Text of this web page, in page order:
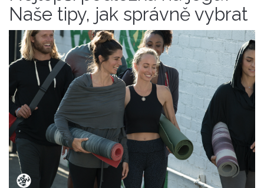
Naše tipy, jak správně vybrat